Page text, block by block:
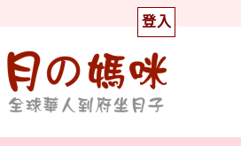
登入